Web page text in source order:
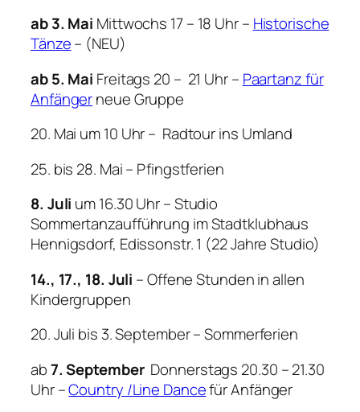
ab 3. Mai Mittwochs 17 – 18 Uhr – Historische
Tänze– (NEU)
ab 5. Mai Freitags 20 – 21 Uhr – Paartanz für
Anfängerneue Gruppe
20. Mai um 10 Uhr – Radtour ins Umland
25. bis 28. Mai – Pfingstferien
8. Juli um 16.30 Uhr – Studio
Sommertanzaufführung im Stadtklubhaus
Hennigsdorf, Edissonstr. 1 (22 Jahre Studio)
14., 17., 18. Juli – Offene Stunden in allen
Kindergruppen
20. Juli bis 3. September – Sommerferien
ab7. SeptemberDonnerstags 20.30 – 21.30
Uhr –Country /Line Dancefür Anfänger